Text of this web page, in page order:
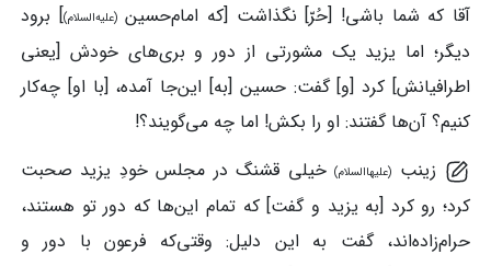
آقا که شما باشی! [حُرّ] نگذاشت [که امام‌حسین(علیه‌السلام)] برود
دیگر؛ اما یزید یک مشورتی از دور و بری‌های خودش [یعنی
اطرافیانش] کرد [و] گفت: حسین [به] این‌جا آمده، [با او] چه‌کار
کنیم؟ آن‌ها گفتند: او را بکش! اما چه می‌گویند؟!
زینب (علیهاالسلام)خیلی قشنگ در مجلس خودِ یزید صحبت
کرد؛ رو کرد [به یزید و گفت] که تمام این‌ها که دور تو هستند،
حرام‌زاده‌اند، گفت به این دلیل: وقتی‌که فرعون با دور و